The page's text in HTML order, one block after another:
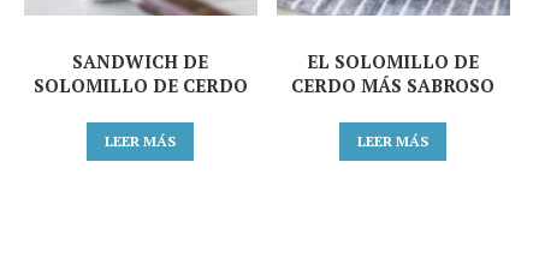
SANDWICH DE
SOLOMILLO DE CERDO
LEER MÁS
EL SOLOMILLO DE
CERDO MÁS SABROSO
LEER MÁS